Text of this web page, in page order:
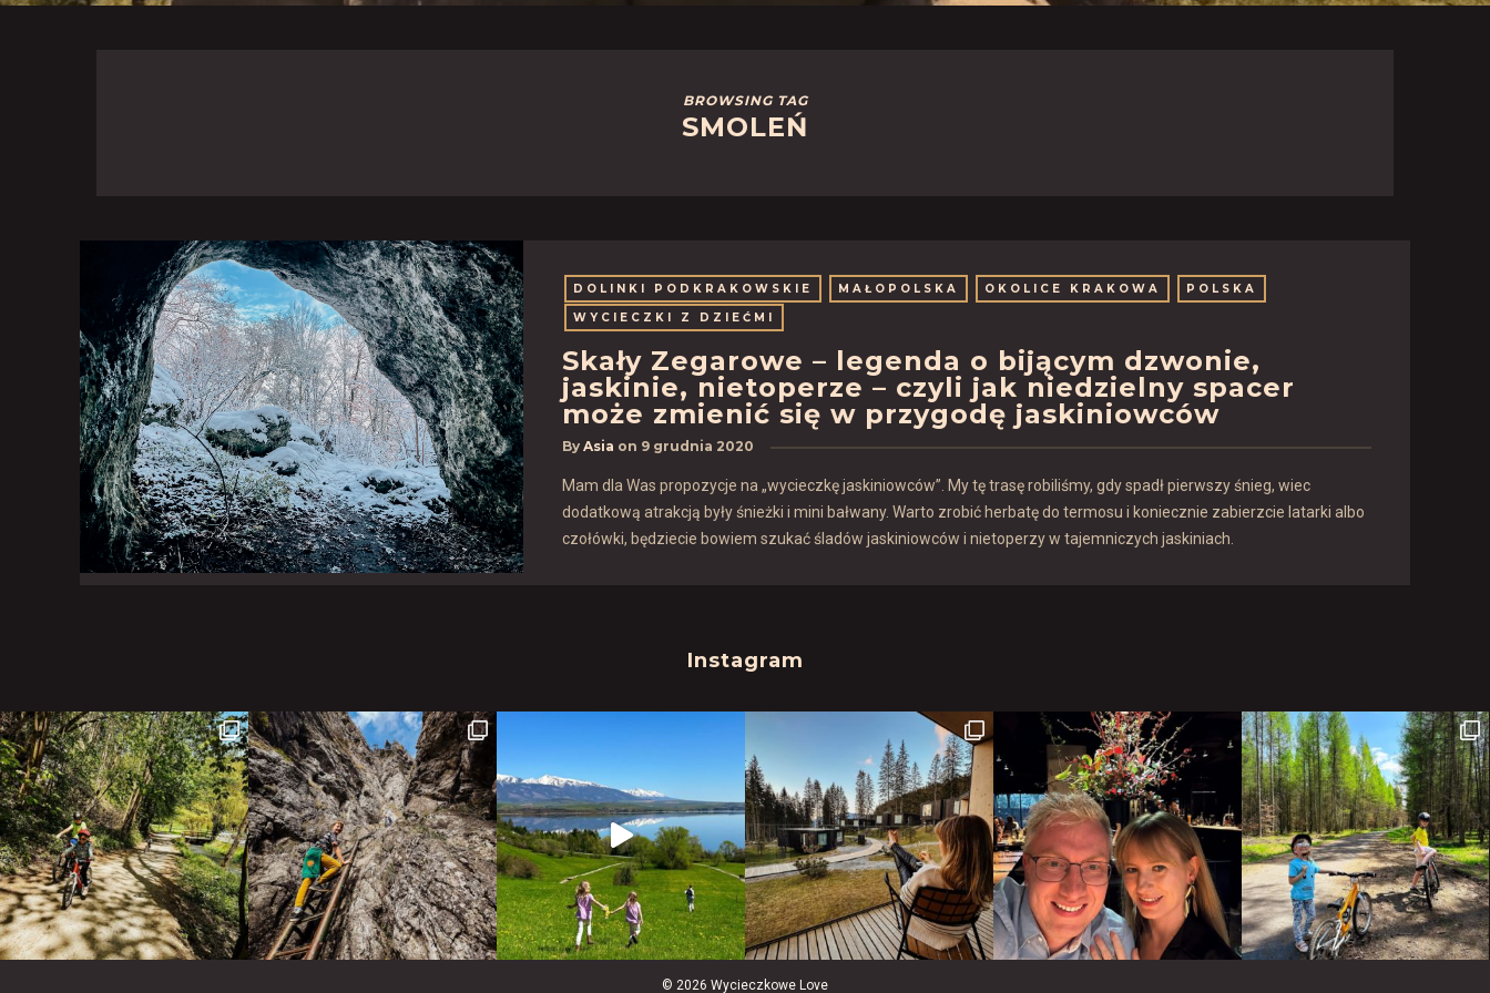
BROWSING TAG
SMOLEŃ
DOLINKI PODKRAKOWSKIE MAŁOPOLSKA OKOLICE KRAKOWA
POLSKA
WYCIECZKI Z DZIEĆMI
Skały Zegarowe – legenda o bijącym dzwonie,
jaskinie, nietoperze – czyli jak niedzielny spacer
może zmienić się w przygodę jaskiniowców
By Asia on 9 grudnia 2020
Mam dla Was propozycje na „wycieczkę jaskiniowców”. My tę trasę robiliśmy, gdy spadł pierwszy śnieg, wiec
dodatkową atrakcją były śnieżki i mini bałwany. Warto zrobić herbatę do termosu i koniecznie zabierzcie latarki albo
czołówki, będziecie bowiem szukać śladów jaskiniowców i nietoperzy w tajemniczych jaskiniach.
Instagram
© 2026 Wycieczkowe Love